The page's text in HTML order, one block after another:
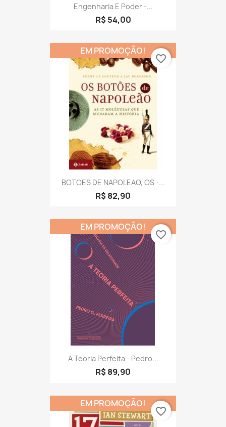
Engenharia E Poder -...
R$ 54,00
BOTOES DE NAPOLEAO, OS -...
R$ 82,90
EM PROMOÇÃO!
favorite_border
A Teoria Perfeita - Pedro...
R$ 89,90
EM PROMOÇÃO!
favorite_border
EM PROMOÇÃO!
favorite_border